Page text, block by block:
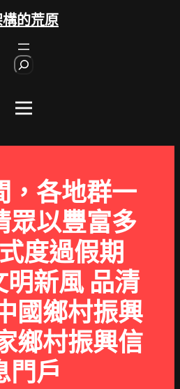
的荒原
，各地群一
眾以豐富多
度過假期
新風 品清
國鄉村振興
鄉村振興信
門戶